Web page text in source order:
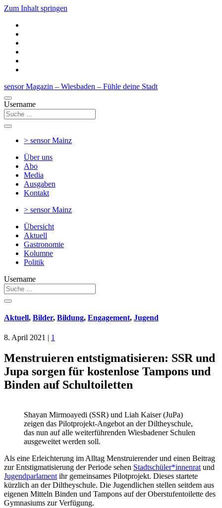
Zum Inhalt springen
sensor Magazin – Wiesbaden – Fühle deine Stadt
Username
> sensorMainz
Über uns
Abo
Media
Ausgaben
Kontakt
> sensorMainz
Übersicht
Aktuell
Gastronomie
Kolumne
Politik
Username
Aktuell, Bilder, Bildung, Engagement, Jugend
8. April 2021 | 1
Menstruieren entstigmatisieren: SSR und
Jupa sorgen für kostenlose Tampons und
Binden auf Schultoiletten
Shayan Mirmoayedi (SSR) und Liah Kaiser (JuPa)
zeigen das Pilotprojekt-Angebot an der Diltheyschule,
das nun auf alle weiterführenden Wiesbadener Schulen
ausgeweitet werden soll.
Als eine Erleichterung im Alltag Menstruierender und einen Beitrag
zur Entstigmatisierung der Periode sehen Stadtschüler*innenrat und
Jugendparlament ihr gemeinsames Pilotprojekt. Dieses startete
kürzlich an der Diltheyschule. Die Jugendlichen stellen seitdem aus
eigenen Mitteln Binden und Tampons auf der Oberstufentoilette des
Gymnasiums zur Verfügung.